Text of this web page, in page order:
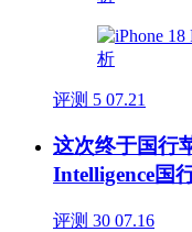
评测 5 07.21
这次终于国行
Intelligence国
评测 30 07.16